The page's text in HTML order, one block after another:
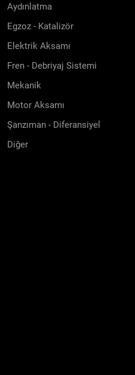
Aydınlatma
Egzoz - Katalizör
Elektrik Aksamı
Fren - Debriyaj Sistemi
Mekanik
Motor Aksamı
Şanzıman - Diferansiyel
Diğer